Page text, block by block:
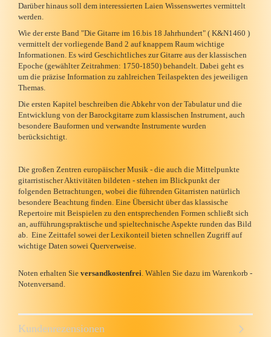
Darüber hinaus soll dem interessierten Laien Wissenswertes vermittelt
werden.
Wie der erste Band "Die Gitarre im 16.bis 18 Jahrhundert" ( K&N1460 )
vermittelt der vorliegende Band 2 auf knappem Raum wichtige
Informationen. Es wird Geschichtliches zur Gitarre aus der klassischen
Epoche (gewählter Zeitrahmen: 1750-1850) behandelt. Dabei geht es
um die präzise Information zu zahlreichen Teilaspekten des jeweiligen
Themas.
Die ersten Kapitel beschreiben die Abkehr von der Tabulatur und die
Entwicklung von der Barockgitarre zum klassischen Instrument, auch
besondere Bauformen und verwandte Instrumente wurden
berücksichtigt.
Die großen Zentren europäischer Musik - die auch die Mittelpunkte
gitarristischer Aktivitäten bildeten - stehen im Blickpunkt der
folgenden Betrachtungen, wobei die führenden Gitarristen natürlich
besondere Beachtung finden. Eine Übersicht über das klassische
Repertoire mit Beispielen zu den entsprechenden Formen schließt sich
an, aufführungspraktische und spieltechnische Aspekte runden das Bild
ab. Eine Zeittafel sowei der Lexikonteil bieten schnellen Zugriff auf
wichtige Daten sowei Querverweise.
Noten erhalten Sie versandkostenfrei. Wählen Sie dazu im Warenkorb -
Notenversand.
Kundenrezensionen